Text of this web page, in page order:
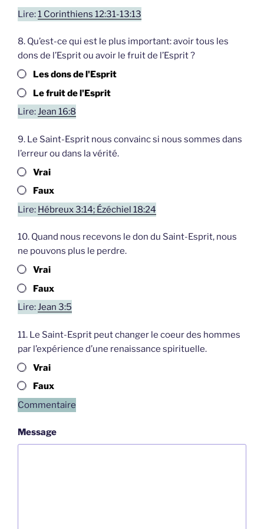
Lire:1 Corinthiens 12:31-13:13
8. Qu’est-ce qui est le plus important: avoir tous les
dons de l’Esprit ou avoir le fruit de l’Esprit ?
Les dons de l'Esprit
Le fruit de l'Esprit
Lire:Jean 16:8
9. Le Saint-Esprit nous convainc si nous sommes dans
l’erreur ou dans la vérité.
Vrai
Faux
Lire: Hébreux 3:14; Ézéchiel 18:24
10. Quand nous recevons le don du Saint-Esprit, nous
ne pouvons plus le perdre.
Vrai
Faux
Lire:Jean 3:5
11. Le Saint-Esprit peut changer le coeur des hommes
par l’expérience d’une renaissance spirituelle.
Vrai
Faux
Commentaire
Message